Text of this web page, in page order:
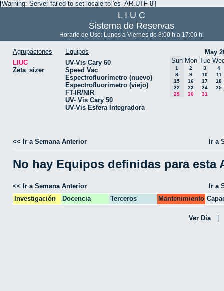
[Warning: Server failed to set locale to 'es_AR.UTF-8']
L I U C
Sistema de Reservas
Horario de Uso: Lunes a Viernes de 8:00 h a 17:00 h.
Agrupaciones
LIUC
Zeta_sizer
Equipos
UV-Vis Cary 60
Speed Vac
Espectrofluorímetro (nuevo)
Espectrofluorimetro (viejo)
FT-IR/NIR
UV- Vis Cary 50
UV-Vis Esfera Integradora
May
Sun Mon Tue
1 2 3
4
8
9 10
11
15
16 17
18
22
23 24
25
29
30 31
<< Ir a Semana Anterior Ir a
No hay Equipos definidas para esta
<< Ir a Semana Anterior
Ir a
Investigación
Docencia Terceros Mantenimiento
CPA
Ver Día